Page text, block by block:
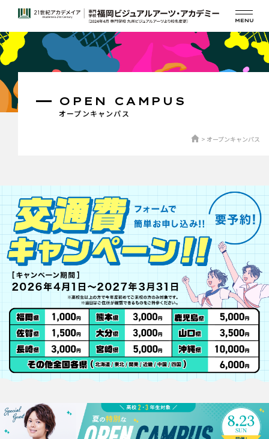
オープンキャンパス
OPEN CAMPUS
オープンキャンパス